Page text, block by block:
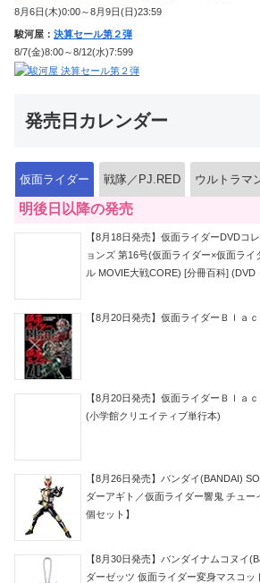
8月6日(木)0:00～8月9日(日)23:59
駿河屋： 決算セール第２弾
8/7(金)8:00～8/12(水)7:599
発売日カレンダー
仮面ライダー 戦隊／PJ.RED ウルトラマ
明後日以降の発売
【8月18日発売】仮面ライダーDVDコ
ョンズ 第16号(仮面ライダー×仮面ラ
ル MOVIE大戦CORE) [分冊百科] (DVD
【8月20日発売】仮面ライダーＢｌ
【8月20日発売】仮面ライダーＢｌ
(小学館クリエイティブ単行本)
【8月26日発売】バンダイ(BANDAI)
ダーアギト／仮面ライダー響鬼 チュ
個セット】
【8月30日発売】バンダイナムコヌイ
ダーゼッツ 仮面ライダー変身マスコッ